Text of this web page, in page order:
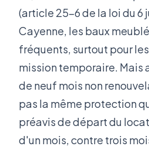
(article 25-6 de la loi du 6
Cayenne, les baux
fréquents, surtout pour
mission temporaire. Mais
de neuf mois non
pas la même protection
préavis de départ du
d'un mois, contre trois